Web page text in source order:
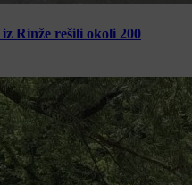
Rinže rešili okoli 200